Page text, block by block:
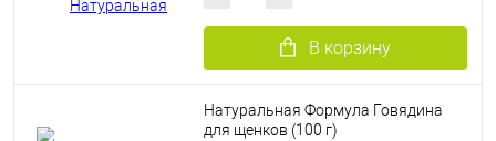
В корзину
Натуральная Формула Говядина
для щенков (100 г)